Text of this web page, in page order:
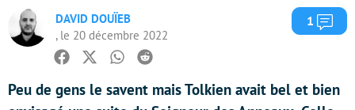
DAVID DOUÏEB
, le 20 décembre 2022
1
Facebook
TwitterWhatsapp
Reddit
Peu de gens le savent mais Tolkien avait bel et bien